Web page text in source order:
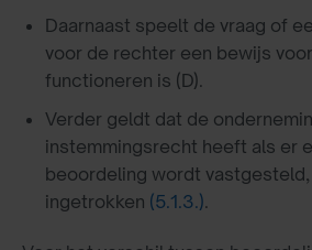
Daarnaast speelt de vraag of
voor de rechter een bewijs
functioneren is (D).
Verder geldt dat de
instemmingsrecht heeft als er
beoordeling wordt
ingetrokken (5.1.3.).